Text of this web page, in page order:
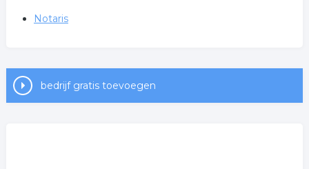
Notaris
bedrijf gratis toevoegen